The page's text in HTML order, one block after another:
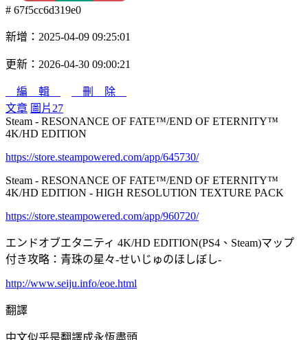
# 67f5cc6d319e0
新增：2025-04-09 09:25:01
更新：2026-04-30 09:00:21
編 輯
刪 除
文章 圖片 27
Steam - RESONANCE OF FATE™/END OF ETERNITY™
4K/HD EDITION
https://store.steampowered.com/app/645730/
Steam - RESONANCE OF FATE™/END OF ETERNITY™
4K/HD EDITION - HIGH RESOLUTION TEXTURE PACK
https://store.steampowered.com/app/960720/
エンドオブエタニティ 4K/HD EDITION(PS4、Steam)マップ
付き攻略：青珠の星々-せいじゅのほしぼし-
http://www.seiju.info/eoe.html
翻譯
中文似乎是翻譯成永恆盡頭